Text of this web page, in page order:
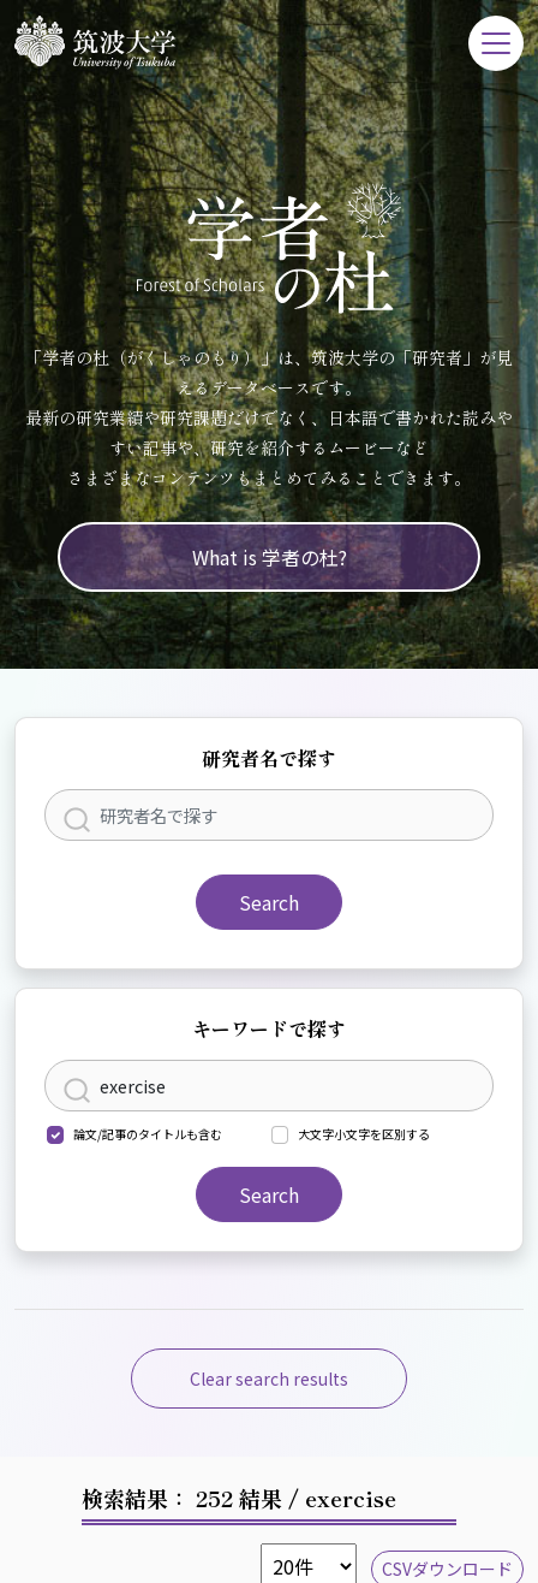
「学者の杜（がくしゃのもり）」は、筑波大学の「研究者」が見
えるデータベースです。
最新の研究業績や研究課題だけでなく、日本語で書かれた読みや
すい記事や、研究を紹介するムービーなど
さまざまなコンテンツもまとめてみることできます。
What is 学者の杜?
研究者名で探す
Search
キーワードで探す
論文/記事のタイトルも含む 大文字小文字を区別する
Search
Clear search results
検索結果： 252 結果 / exercise
CSVダウンロード